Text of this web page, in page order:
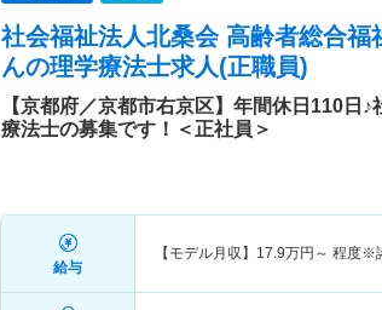
社会福祉法人北桑会 高齢者総合福
んの理学療法士求人(正職員)
【京都府／京都市右京区】年間休日110日
療法士の募集です！＜正社員＞
給与
【モデル月収】 17.9万円～ 程度※